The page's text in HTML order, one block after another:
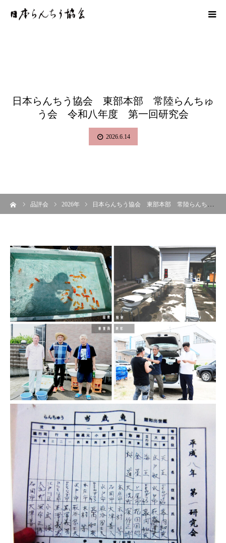
日本らんちう協会 東部本部 常陸らんちゅ
う会 令和八年度 第一回研究会
2026.6.14
品評会 2026年 日本らんちう協会 東部本部 常陸らんちゅう会 令和八年度 第一回研究会